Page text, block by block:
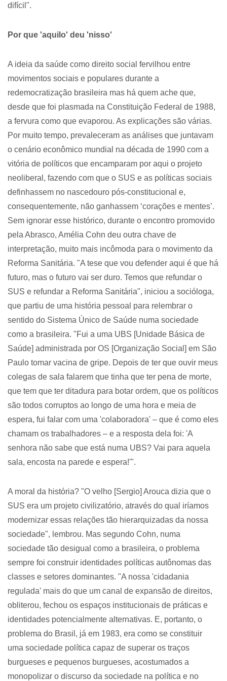
difícil".
Por que 'aquilo' deu 'nisso'
A ideia da saúde como direito social fervilhou entre
movimentos sociais e populares durante a
redemocratização brasileira mas há quem ache que,
desde que foi plasmada na Constituição Federal de 1988,
a fervura como que evaporou. As explicações são várias.
Por muito tempo, prevaleceram as análises que juntavam
o cenário econômico mundial na década de 1990 com a
vitória de políticos que encamparam por aqui o projeto
neoliberal, fazendo com que o SUS e as políticas sociais
definhassem no nascedouro pós-constitucional e,
consequentemente, não ganhassem ‘corações e mentes’.
Sem ignorar esse histórico, durante o encontro promovido
pela Abrasco, Amélia Cohn deu outra chave de
interpretação, muito mais incômoda para o movimento da
Reforma Sanitária. "A tese que vou defender aqui é que há
futuro, mas o futuro vai ser duro. Temos que refundar o
SUS e refundar a Reforma Sanitária", iniciou a socióloga,
que partiu de uma história pessoal para relembrar o
sentido do Sistema Único de Saúde numa sociedade
como a brasileira. "Fui a uma UBS [Unidade Básica de
Saúde] administrada por OS [Organização Social] em São
Paulo tomar vacina de gripe. Depois de ter que ouvir meus
colegas de sala falarem que tinha que ter pena de morte,
que tem que ter ditadura para botar ordem, que os políticos
são todos corruptos ao longo de uma hora e meia de
espera, fui falar com uma 'colaboradora' – que é como eles
chamam os trabalhadores – e a resposta dela foi: 'A
senhora não sabe que está numa UBS? Vai para aquela
sala, encosta na parede e espera!'".
A moral da história? "O velho [Sergio] Arouca dizia que o
SUS era um projeto civilizatório, através do qual iríamos
modernizar essas relações tão hierarquizadas da nossa
sociedade", lembrou. Mas segundo Cohn, numa
sociedade tão desigual como a brasileira, o problema
sempre foi construir identidades políticas autônomas das
classes e setores dominantes. "A nossa 'cidadania
regulada' mais do que um canal de expansão de direitos,
obliterou, fechou os espaços institucionais de práticas e
identidades potencialmente alternativas. E, portanto, o
problema do Brasil, já em 1983, era como se constituir
uma sociedade política capaz de superar os traços
burgueses e pequenos burgueses, acostumados a
monopolizar o discurso da sociedade na política e no